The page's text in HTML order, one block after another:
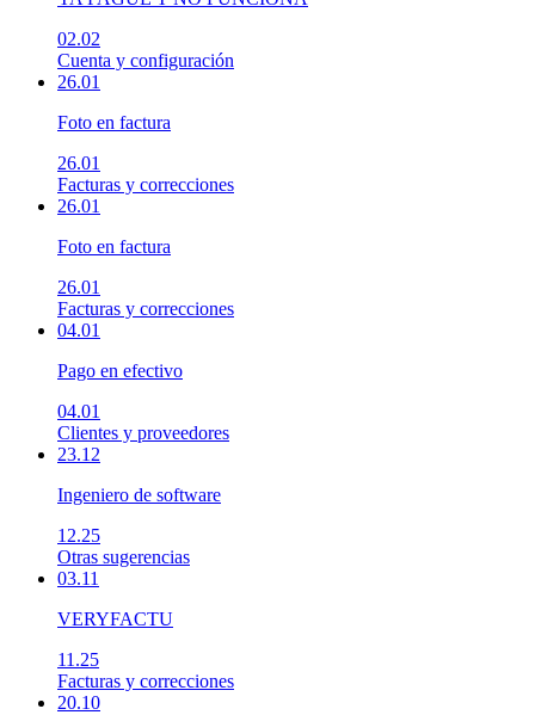
02.02
Cuenta y configuración
26.01
Foto en factura
26.01
Facturas y correcciones
26.01
Foto en factura
26.01
Facturas y correcciones
04.01
Pago en efectivo
04.01
Clientes y proveedores
23.12
Ingeniero de software
12.25
Otras sugerencias
03.11
VERYFACTU
11.25
Facturas y correcciones
20.10